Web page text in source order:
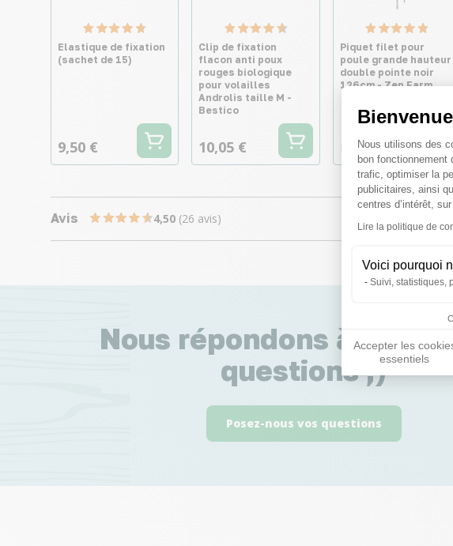
Nous utilisons des
bon fonctionnement
trafic, optimiser la
publicitaires, ainsi
centres d’intérêt,
Lire la politique de
Voici pourquoi
Suivi, statistiques,
Accepter les
essentiels
Elastique de fixation
(sachet de 15)
9,50 €
Clip de fixation
flacon anti poux
rouges biologique
pour volailles
Androlis taille M -
Bestico
10,05 €
Piquet filet pour
poule grande hauteur
double pointe noir
126cm - Zen Farm
Dès 4,99 €
Avis 4,50 (26 avis)
Nous répondons à toutes
questions ;)
Posez-nous vos questions